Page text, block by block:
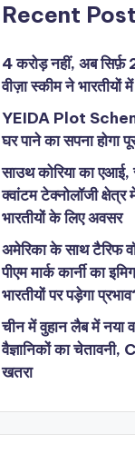
Recent
4 करोड़ नहीं, अब
वीज़ा स्कीम ने भारतीयों
YEIDA Plot
घर पाने का सपना होगा
साउथ कोरिया का
क्वांटम टेक्नोलॉजी
भारतीयों के लिए अवसर
अमेरिका के साथ टैरिफ
पीएम मार्क कार्नी का
भारतीयों पर पड़ेगा
चीन में वुहान लैब में नया
वैज्ञानिकों का चेतावनी,
खतरा